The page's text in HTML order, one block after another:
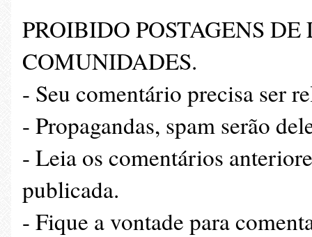
PROIBIDO POSTAGENS
COMUNIDADES.
- Seu comentário precisa ser
- Propagandas, spam serão
- Leia os comentários
publicada.
- Fique a vontade para